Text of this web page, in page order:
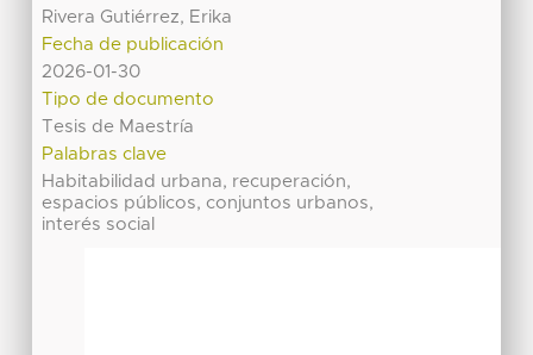
Rivera Gutiérrez, Erika
Fecha de publicación
2026-01-30
Tipo de documento
Tesis de Maestría
Palabras clave
Habitabilidad urbana, recuperación,
espacios públicos, conjuntos urbanos,
interés social